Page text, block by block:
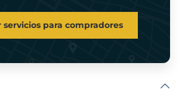
servicios para compradores